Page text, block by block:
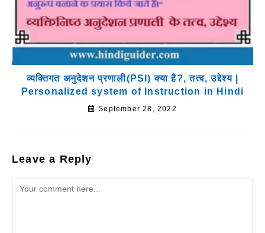
व्यक्तिगत अनुदेशन प्रणाली(PSI) क्या है?, तत्व, उद्देश्य |
Personalized system of Instruction in Hindi
September 28, 2022
Leave a Reply
Comment